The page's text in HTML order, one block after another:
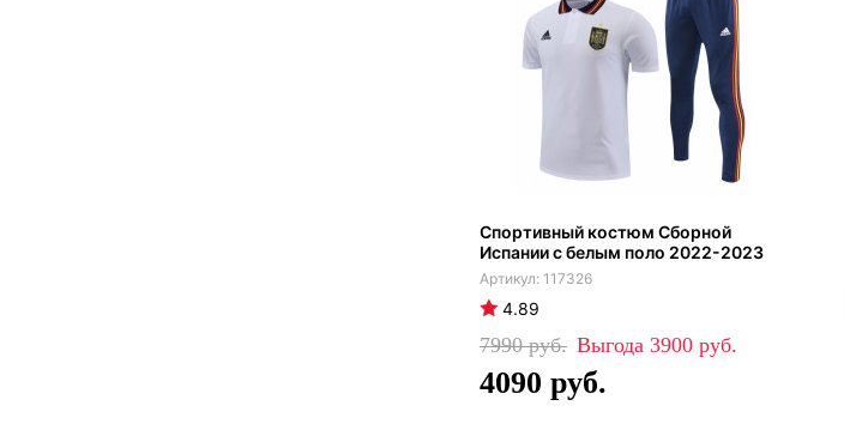
Спортивный костюм Сборной
Испании с белым поло 2022-2023
117326
4.89
7990 3900
4090